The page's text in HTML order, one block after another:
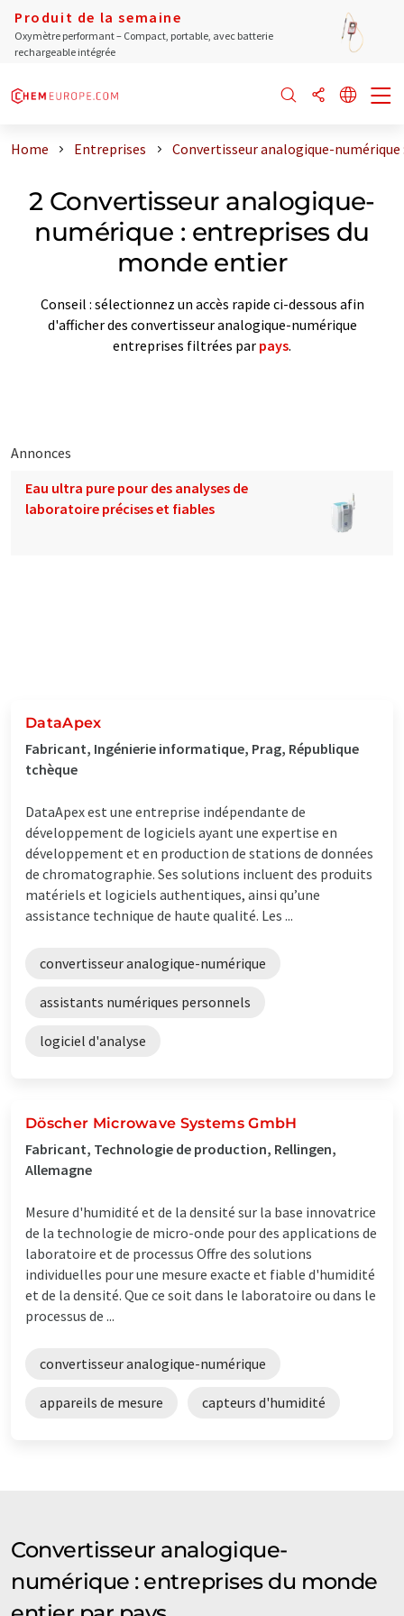
Produit de la semaine
Oxymètre performant – Compact, portable, avec batterie
rechargeable intégrée
Home Entreprises Convertisseur analogique-
2 Convertisseur analogique-
numérique : entreprises du
monde entier
Conseil : sélectionnez un accès rapide ci-dessous afin
d'afficher des convertisseur analogique-numérique
entreprises filtrées par pays.
Annonces
Eau ultra pure pour des analyses de
laboratoire précises et fiables
DataApex
Fabricant, Ingénierie informatique, Prag, République
tchèque
DataApex est une entreprise indépendante de
développement de logiciels ayant une expertise en
développement et en production de stations de données
de chromatographie. Ses solutions incluent des produits
matériels et logiciels authentiques, ainsi qu’une
assistance technique de haute qualité. Les ...
convertisseur analogique-numérique
assistants numériques personnels
logiciel d'analyse
Döscher Microwave Systems GmbH
Fabricant, Technologie de production, Rellingen,
Allemagne
Mesure d'humidité et de la densité sur la base innovatrice
de la technologie de micro-onde pour des applications de
laboratoire et de processus Offre des solutions
individuelles pour une mesure exacte et fiable d'humidité
et de la densité. Que ce soit dans le laboratoire ou dans le
processus de ...
convertisseur analogique-numérique
appareils de mesure capteurs d'humidité
Convertisseur analogique-
numérique : entreprises du monde